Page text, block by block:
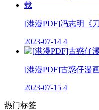
[港漫PDF]冯志明《
2023-07-14 4
[港漫PDF]古惑仔漫
2023-07-15 4
热门标签